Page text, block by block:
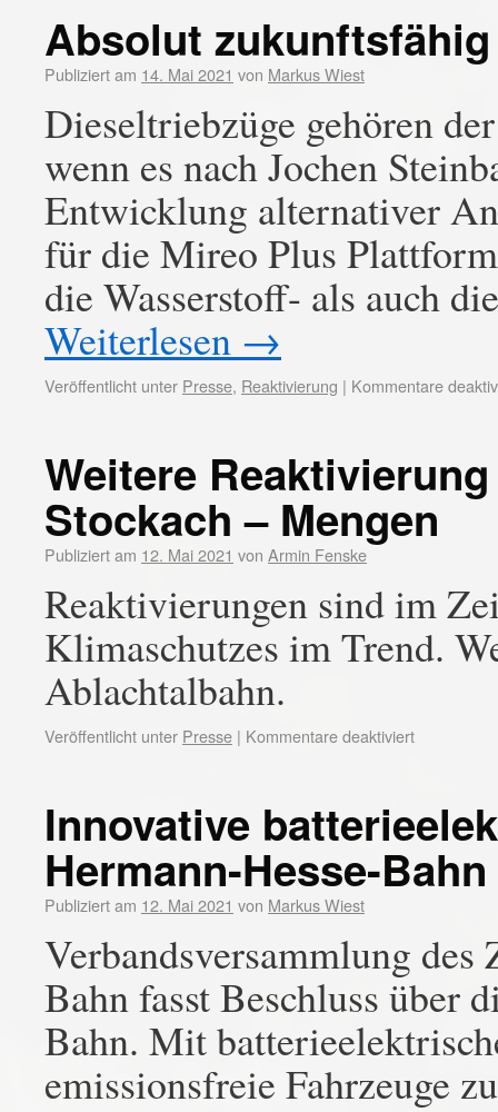
Absolut
Publiziert am 14. Mai 2021 von Markus Wiest
Dieseltriebzüge gehören
wenn es nach Jochen
Entwicklung alternativer
für die Mireo Plus
die Wasserstoff- als auch
Weiterlesen →
Veröffentlicht unter Presse, Reaktivierung | Kommentare
Weitere
Stockach – Mengen
Publiziert am 12. Mai 2021 von Armin Fenske
Reaktivierungen sind im
Klimaschutzes im Trend.
Ablachtalbahn.
Veröffentlicht unter Presse | Kommentare deaktiviert
Innovative
Hermann-Hesse-Bahn
Publiziert am 12. Mai 2021 von Markus Wiest
Verbandsversammlung des
Bahn fasst Beschluss über
Bahn. Mit
emissionsfreie Fahrzeuge